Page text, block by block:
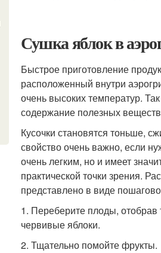
Сушка яблок в
Быстрое приготовление
расположенный внутри
очень высоких температур.
содержание полезных веществ
Кусочки становятся тоньше,
свойство очень важно, если
очень легким, но и имеет
практической точки зрения.
представлено в виде
1. Переберите плоды,
червивые яблоки.
2. Тщательно помойте фрукты.